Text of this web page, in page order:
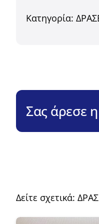
Κατηγορία:
Σας άρεσε
Δείτε σχετικά: